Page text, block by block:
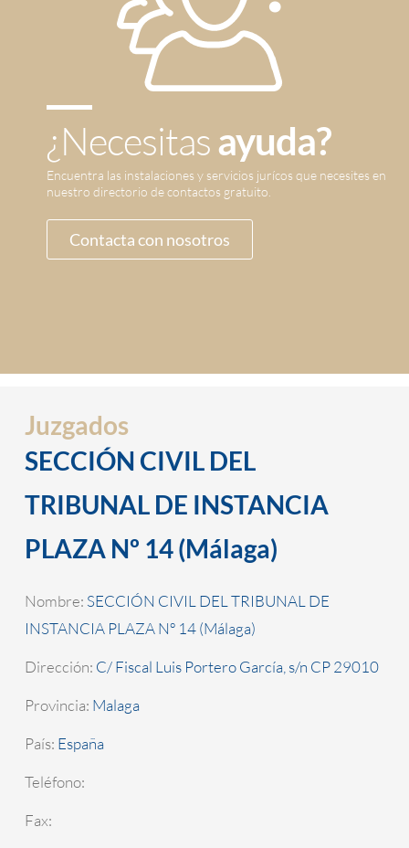
¿Necesitasayuda?
Encuentra las instalaciones y servicios jurícos que necesites en
nuestro directorio de contactos gratuito.
Contacta con nosotros
Juzgados
SECCIÓN CIVIL DEL
TRIBUNAL DE INSTANCIA
PLAZA Nº 14 (Málaga)
Nombre: SECCIÓN CIVIL DEL TRIBUNAL DE
INSTANCIA PLAZA Nº 14 (Málaga)
Dirección: C/ Fiscal Luis Portero García, s/n CP 29010
Provincia: Malaga
País: España
Teléfono:
Fax: